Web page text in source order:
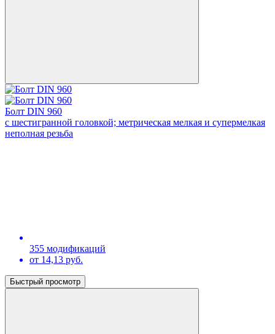
Болт DIN 960
с шестигранной головкой; метрическая мелкая и супермелкая
неполная резьба
355 модификаций
от 14,13 руб.
Быстрый просмотр